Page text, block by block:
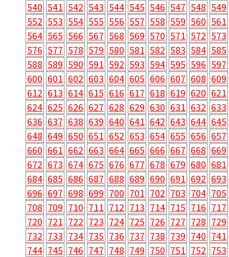
540 541 542 543 544 545 546 547 548 549
552 553 554 555 556 557 558 559 560 561
564 565 566 567 568 569 570 571 572 573
576 577 578 579 580 581 582 583 584 585
588 589 590 591 592 593 594 595 596 597
600 601 602 603 604 605 606 607 608 609
612 613 614 615 616 617 618 619 620 621
624 625 626 627 628 629 630 631 632 633
636 637 638 639 640 641 642 643 644 645
648 649 650 651 652 653 654 655 656 657
660 661 662 663 664 665 666 667 668 669
672 673 674 675 676 677 678 679 680 681
684 685 686 687 688 689 690 691 692 693
696 697 698 699 700 701 702 703 704 705
708 709 710 711 712 713 714 715 716 717
720 721 722 723 724 725 726 727 728 729
732 733 734 735 736 737 738 739 740 741
744 745 746 747 748 749 750 751 752 753